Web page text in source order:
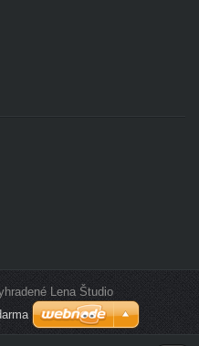
Lena Študio